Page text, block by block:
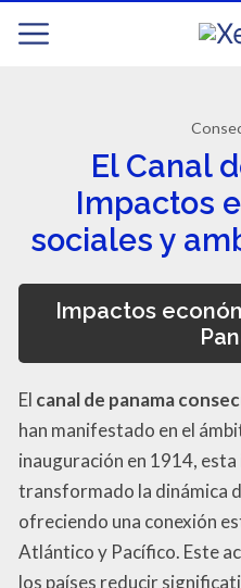
El Canal
Impactos
sociales y
Impactos
El canal de panama
han manifestado en el
inauguración en 1914,
transformado la dinámica
ofreciendo una conexión
Atlántico y Pacífico. Este
los países reducir